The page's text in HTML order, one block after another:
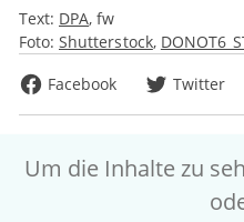
Text: DPA fw
Foto: Shutterstock
Facebook
Twitter
Um die Inhalte zu